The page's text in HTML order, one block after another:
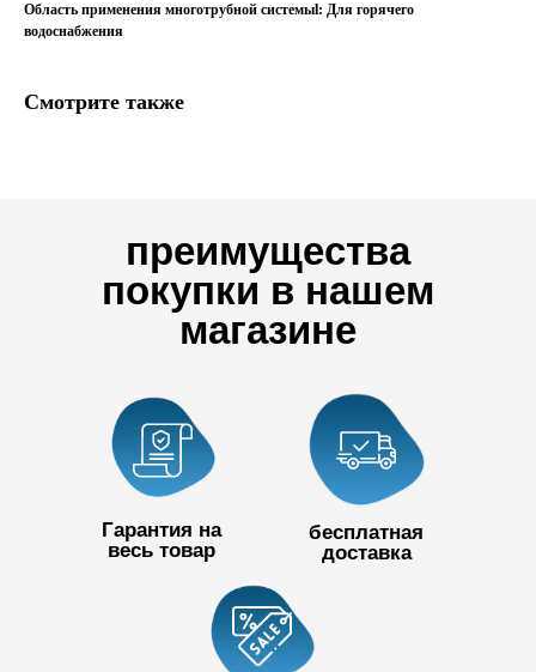
Область применения многотрубной системыl: Для горячего
водоснабжения
Смотрите также
преимущества
покупки в нашем
магазине
Гарантия на
весь товар
бесплатная
доставка
+7 727 390
50 32